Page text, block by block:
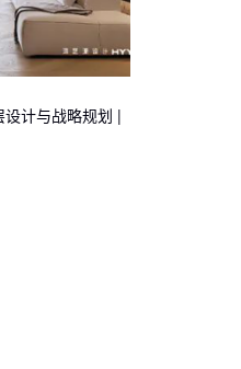
计与战略规划 |